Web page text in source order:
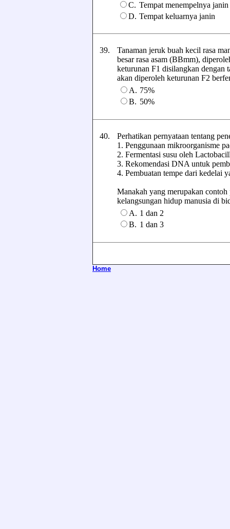
C. Tempat menempelnya janin
D. Tempat keluarnya janin
39.
Tanaman jeruk buah kecil rasa
besar rasa asam (BBmm),
keturunan F1 disilangkan dengan
akan diperoleh keturunan F2
A. 75%
B. 50%
40.
Perhatikan pernyataan tentang
1. Penggunaan mikroorganisme
2. Fermentasi susu oleh
3. Rekomendasi DNA untuk
4. Pembuatan tempe dari kedelai
Manakah yang merupakan
kelangsungan hidup manusia di
A. 1 dan 2
B. 1 dan 3
Home